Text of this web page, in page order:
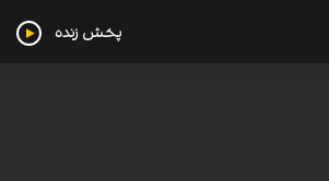
پخش زنده